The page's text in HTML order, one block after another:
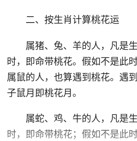
二、按生肖计算桃花运
属猪、兔、羊的人，凡是生
时，即命带桃花。假如不是此
属鼠的人，也算遇到桃花。遇
子鼠月即桃花月。
属蛇、鸡、牛的人，凡是生
时，即命带桃花；假如不是此